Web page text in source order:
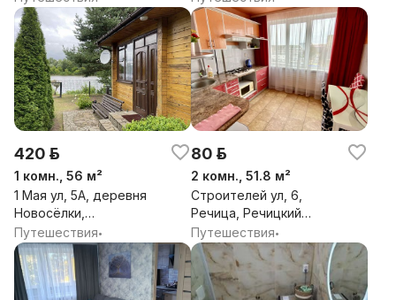
420 р.
1 комн., 56 м²
1 Мая ул, 5А, деревня
Новосёлки,
Мостовский сельсовет,
Мостовский район,
Гродненская обл.
Путешествия•
80 р.
2 комн., 51.8 м²
Строителей ул, 6,
Речица, Речицкий
район, Гомельская обл.
Путешествия•